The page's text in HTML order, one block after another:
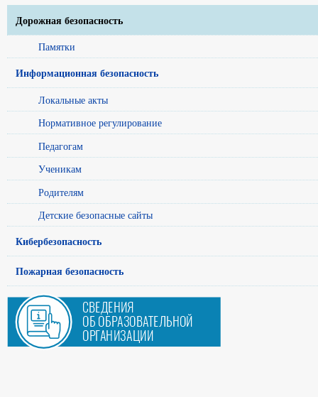
Дорожная безопасность
Памятки
Информационная безопасность
Локальные акты
Нормативное регулирование
Педагогам
Ученикам
Родителям
Детские безопасные сайты
Кибербезопасность
Пожарная безопасность